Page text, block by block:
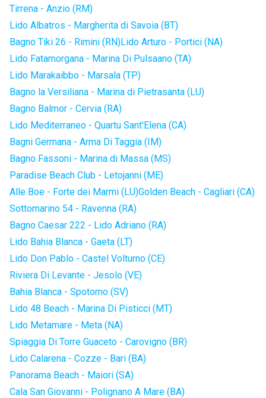
Tirrena - Anzio (RM)
Lido Albatros - Margherita di Savoia (BT)
Bagno Tiki 26 - Rimini (RN)Lido Arturo - Portici (NA)
Lido Fatamorgana - Marina Di Pulsaano (TA)
Lido Marakaibbo - Marsala (TP)
Bagno la Versiliana - Marina di Pietrasanta (LU)
Bagno Balmor - Cervia (RA)
Lido Mediterraneo - Quartu Sant'Elena (CA)
Bagni Germana - Arma Di Taggia (IM)
Bagno Fassoni - Marina di Massa (MS)
Paradise Beach Club - Letojanni (ME)
Alle Boe - Forte dei Marmi (LU)Golden Beach - Cagliari (CA)
Sottomarino 54 - Ravenna (RA)
Bagno Caesar 222 - Lido Adriano (RA)
Lido Bahia Blanca - Gaeta (LT)
Lido Don Pablo - Castel Volturno (CE)
Riviera Di Levante - Jesolo (VE)
Bahia Blanca - Spotorno (SV)
Lido 48 Beach - Marina Di Pisticci (MT)
Lido Metamare - Meta (NA)
Spiaggia Di Torre Guaceto - Carovigno (BR)
Lido Calarena - Cozze - Bari (BA)
Panorama Beach - Maiori (SA)
Cala San Giovanni - Polignano A Mare (BA)